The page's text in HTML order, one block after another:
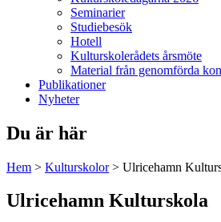
Seminarier
Studiebesök
Hotell
Kulturskolerådets årsmöte
Material från genomförda
Publikationer
Nyheter
Du är här
Hem > Kulturskolor> Ulricehamn
Ulricehamn Kulturskola